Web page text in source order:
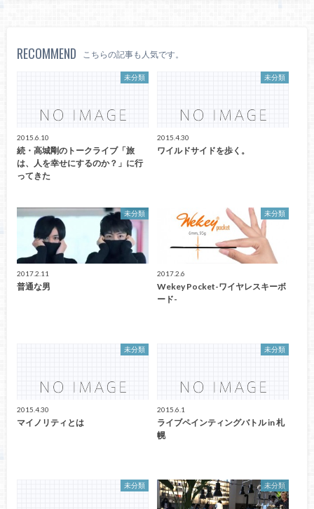
RECOMMEND こちらの記事も人気です。
未分類
2015.6.10
続・高城剛のトークライブ「旅
は、人を幸せにするのか？」に行
ってきた
未分類
2015.4.30
ワイルドサイドを歩く。
未分類
2017.2.11
普通な男
未分類
2017.2.6
Wekey Pocket-ワイヤレスキーボ
ード-
未分類
2015.4.30
マイノリティとは
未分類
2015.6.1
ライブペインティングバトル in 札
幌
未分類 未分類